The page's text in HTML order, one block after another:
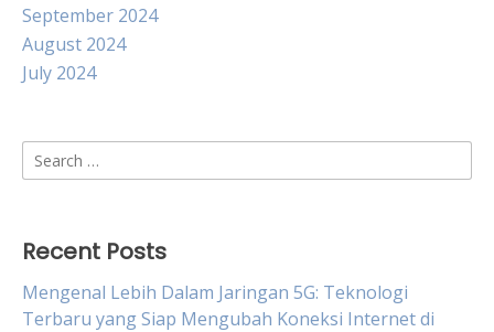
September 2024
August 2024
July 2024
Search
for:
Recent Posts
Mengenal Lebih Dalam Jaringan 5G: Teknologi
Terbaru yang Siap Mengubah Koneksi Internet di